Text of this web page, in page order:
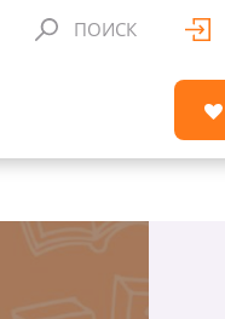
ПОИСК